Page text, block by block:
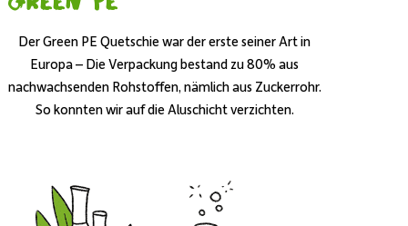
Der Green PE Quetschie war der erste seiner Art in
Europa – Die Verpackung bestand zu 80% aus
nachwachsenden Rohstoffen, nämlich aus Zuckerrohr.
So konnten wir auf die Aluschicht verzichten.